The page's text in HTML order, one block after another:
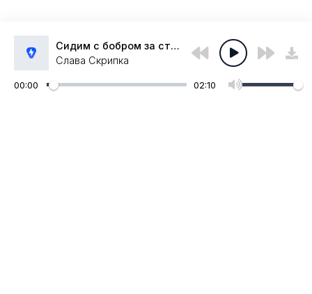
Сидим с бобром за столом
Слава Скрипка
00:00 02:10